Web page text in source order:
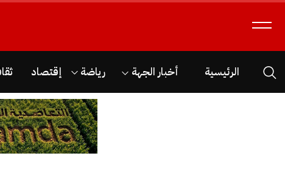
الرئيسية أخبار الجهة رياضة إقتصاد